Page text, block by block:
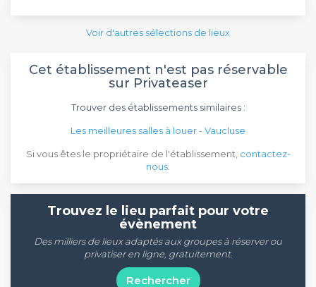
Voir d'autres sélections de lieux
Cet établissement n'est pas réservable
sur Privateaser
Trouver des établissements similaires :
Les meilleures salles à louer - Vaucluse
Si vous êtes le propriétaire de l'établissement, contactez-
nous
Trouvez le lieu parfait pour votre
évènement
Des milliers de lieux adaptés aux groupes à réserver ou
privatiser en ligne, gratuitement.
Rechercher